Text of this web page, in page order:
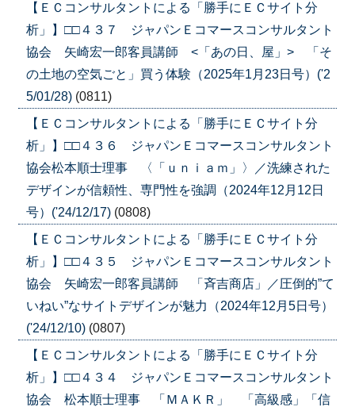
【ＥＣコンサルタントによる「勝手にＥＣサイト分
析」】□□４３７ ジャパンＥコマースコンサルタント
協会 矢崎宏一郎客員講師 <「あの日、屋」> 「そ
の土地の空気ごと」買う体験（2025年1月23日号）('2
5/01/28) (0811)
【ＥＣコンサルタントによる「勝手にＥＣサイト分
析」】□□４３６ ジャパンＥコマースコンサルタント
協会松本順士理事 〈「ｕｎｉａｍ」〉／洗練された
デザインが信頼性、専門性を強調（2024年12月12日
号）('24/12/17) (0808)
【ＥＣコンサルタントによる「勝手にＥＣサイト分
析」】□□４３５ ジャパンＥコマースコンサルタント
協会 矢崎宏一郎客員講師 「斉吉商店」／圧倒的”て
いねい”なサイトデザインが魅力（2024年12月5日号）
('24/12/10) (0807)
【ＥＣコンサルタントによる「勝手にＥＣサイト分
析」】□□４３４ ジャパンＥコマースコンサルタント
協会 松本順士理事 「ＭＡＫＲ」 「高級感」「信